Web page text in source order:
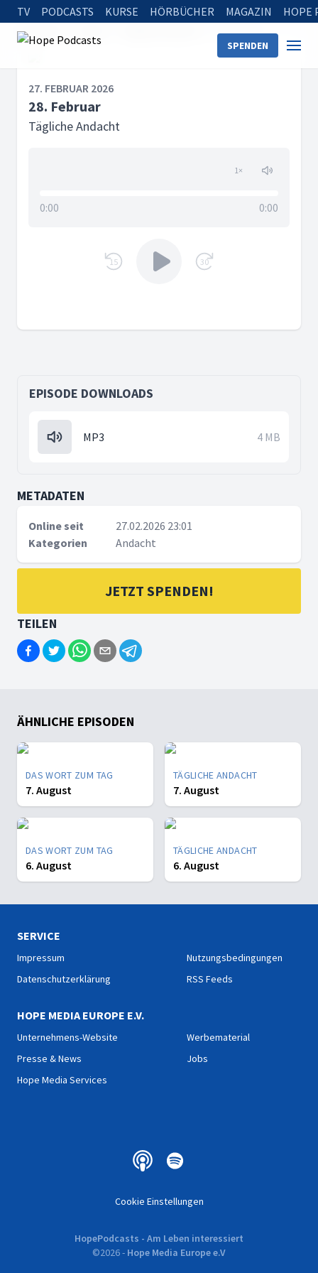
TV PODCASTS KURSE HÖRBÜCHER MAGAZIN HOPE
SPENDEN
Startseite 28. Februar
27. FEBRUAR 2026
28. Februar
Tägliche Andacht
1×
0:00 0:00
15 30
EPISODE DOWNLOADS
MP3 4 MB
METADATEN
Online seit
27.02.2026 23:01
Kategorien
Andacht
JETZT SPENDEN!
TEILEN
ÄHNLICHE EPISODEN
DAS WORT ZUM TAG
7. August
TÄGLICHE ANDACHT
7. August
DAS WORT ZUM TAG
6. August
TÄGLICHE ANDACHT
6. August
SERVICE
Impressum
Datenschutzerklärung
Nutzungsbedingungen
RSS Feeds
HOPE MEDIA EUROPE E.V.
Unternehmens-Website
Presse & News
Hope Media Services
Werbematerial
Jobs
Cookie Einstellungen
HopePodcasts - Am Leben interessiert
©2026- Hope Media Europe e.V